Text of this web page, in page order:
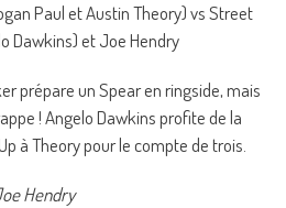
Paul et Austin Theory) vs Street
Dawkins) et Joe Hendry
prépare un Spear en ringside, mais
! Angelo Dawkins profite de la
à Theory pour le compte de trois.
Hendry